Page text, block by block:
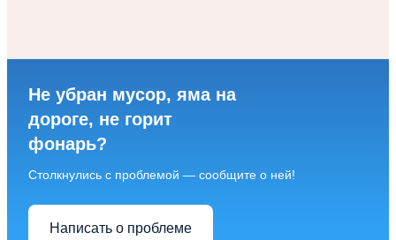
Не убран мусор, яма на
дороге, не горит
фонарь?
Столкнулись с проблемой — сообщите о ней!
Написать о проблеме